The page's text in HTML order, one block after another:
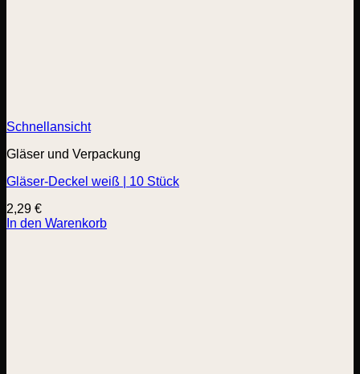
Schnellansicht
Gläser und Verpackung
Gläser-Deckel weiß | 10 Stück
2,29 €
In den Warenkorb